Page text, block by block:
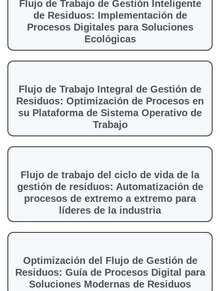
Flujo de Trabajo de Gestión Inteligente
de Residuos: Implementación de
Procesos Digitales para Soluciones
Ecológicas
Flujo de Trabajo Integral de Gestión de
Residuos: Optimización de Procesos en
su Plataforma de Sistema Operativo de
Trabajo
Flujo de trabajo del ciclo de vida de la
gestión de residuos: Automatización de
procesos de extremo a extremo para
líderes de la industria
Optimización del Flujo de Gestión de
Residuos: Guía de Procesos Digital para
Soluciones Modernas de Residuos